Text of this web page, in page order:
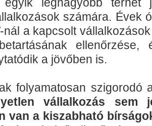
egyik legnagyobb terhét
számára. Évek
nál a kapcsolt
a jövőben is.
folyamatosan szigorodó
vállalkozás sem
van a kiszabható